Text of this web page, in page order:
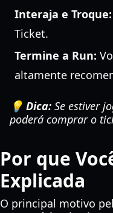
Interaja e Troque:
Ticket.
Termine a Run:
altamente
💡 Dica: Se estiver
poderá comprar o
Por que
Explicada
O principal motivo